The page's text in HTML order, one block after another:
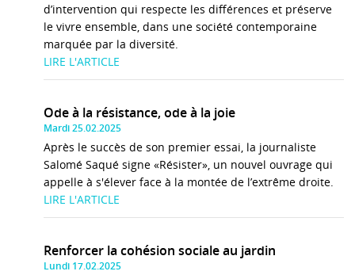
d’intervention qui respecte les différences et préserve
le vivre ensemble, dans une société contemporaine
marquée par la diversité.
LIRE L'ARTICLE
Ode à la résistance, ode à la joie
Mardi 25.02.2025
Après le succès de son premier essai, la journaliste
Salomé Saqué signe «Résister», un nouvel ouvrage qui
appelle à s'élever face à la montée de l’extrême droite.
LIRE L'ARTICLE
Renforcer la cohésion sociale au jardin
Lundi 17.02.2025